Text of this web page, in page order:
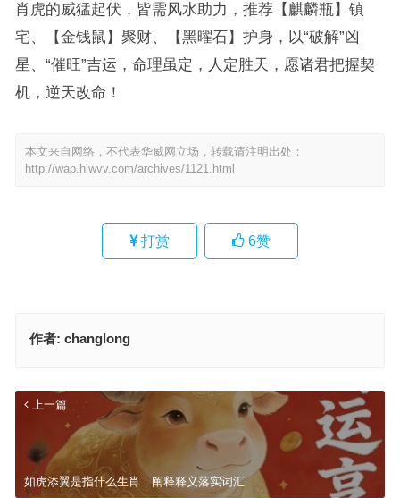
肖虎的威猛起伏，皆需风水助力，推荐【麒麟瓶】镇
宅、【金钱鼠】聚财、【黑曜石】护身，以“破解”凶
星、“催旺”吉运，命理虽定，人定胜天，愿诸君把握契
机，逆天改命！
本文来自网络，不代表华威网立场，转载请注明出处：
http://wap.hlwvv.com/archives/1121.html
打赏 6赞
作者: changlong
上一篇
如虎添翼是指什么生肖，阐释释义落实词汇